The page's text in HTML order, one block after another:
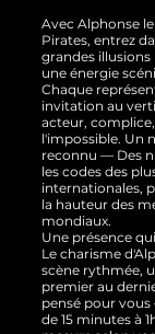
Avec Alphonse
Pirates, entrez
grandes
une énergie
Chaque
invitation au
acteur,
l'impossible. Un
reconnu — Des
les codes des
internationales,
la hauteur des
mondiaux.
Une présence
Le charisme
scène rythmée,
premier au
pensé pour
de 15 minutes à